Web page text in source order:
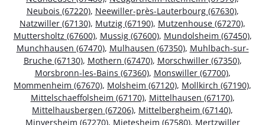
Neubois (67220), Neewiller-près-Lauterbourg (67630),
Natzwiller (67130), Mutzig (67190), Mutzenhouse (67270),
Muttersholtz (67600), Mussig (67600), Mundolsheim (67450),
Munchhausen (67470), Mulhausen (67350), Muhlbach-sur-
Bruche (67130), Mothern (67470), Morschwiller (67350),
Morsbronn-les-Bains (67360), Monswiller (67700),
Mommenheim (67670), Molsheim (67120), Mollkirch (67190),
Mittelschaeffolsheim (67170), Mittelhausen (67170),
Mittelhausbergen (67206), Mittelbergheim (67140),
Minversheim (67270), Mietesheim (67580), Mertzwiller